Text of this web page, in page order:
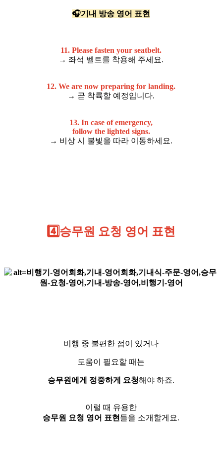
🎧기내 방송 영어 표현
11. Please fasten your seatbelt.
→ 좌석 벨트를 착용해 주세요.
12. We are now preparing for landing.
→ 곧 착륙할 예정입니다.
13. In case of emergency,
follow the lighted signs.
→ 비상 시 불빛을 따라 이동하세요.
4️⃣승무원 요청 영어 표현
비행 중 불편한 점이 있거나
도움이 필요할 때는
승무원에게 정중하게 요청해야 하죠.
이럴 때 유용한
승무원 요청 영어 표현 들을 소개할게요.